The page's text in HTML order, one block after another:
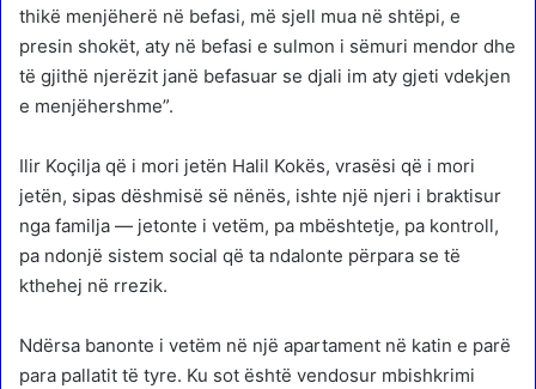
thikë menjëherë në befasi, më sjell mua në shtëpi, e
presin shokët, aty në befasi e sulmon i sëmuri mendor dhe
të gjithë njerëzit janë befasuar se djali im aty gjeti vdekjen
e menjëhershme”.
Ilir Koçilja që i mori jetën Halil Kokës, vrasësi që i mori
jetën, sipas dëshmisë së nënës, ishte një njeri i braktisur
nga familja — jetonte i vetëm, pa mbështetje, pa kontroll,
pa ndonjë sistem social që ta ndalonte përpara se të
kthehej në rrezik.
Ndërsa banonte i vetëm në një apartament në katin e parë
para pallatit të tyre. Ku sot është vendosur mbishkrimi